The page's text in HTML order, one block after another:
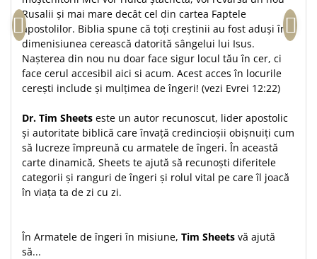
Teologie
A doua venire
Apologetica
Dogmatica
Istoria Bisericii
Misiune
Viata crestina
Contemporaneitate
Devotional
Diverse
Slujire
Rusalii și mai mare decât cel din cartea Faptele
apostolilor. Biblia spune că toți creștinii au fost aduși în
dimenisiunea cerească datorită sângelui lui Isus.
Nașterea din nou nu doar face sigur locul tău în cer, ci
face cerul accesibil aici si acum. Acest acces în locurile
cerești include și mulțimea de îngeri! (vezi Evrei 12:22)
Dr. Tim Sheets este un autor recunoscut, lider apostolic
și autoritate biblică care învață credincioșii obișnuiți cum
să lucreze împreună cu armatele de îngeri. În această
carte dinamică, Sheets te ajută să recunoști diferitele
categorii și ranguri de îngeri și rolul vital pe care îl joacă
în viața ta de zi cu zi.
În Armatele de îngeri în misiune, Tim Sheets vă ajută
să...